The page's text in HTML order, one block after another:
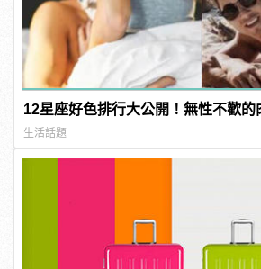
12星座好色排行大公開！無性不歡的
生活話題